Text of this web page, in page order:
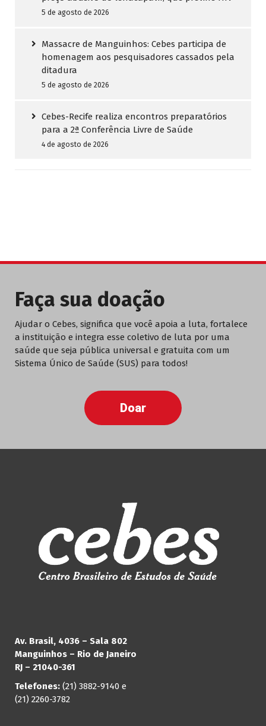
5 de agosto de 2026
Massacre de Manguinhos: Cebes participa de
homenagem aos pesquisadores cassados pela
ditadura
5 de agosto de 2026
Cebes-Recife realiza encontros preparatórios
para a 2ª Conferência Livre de Saúde
4 de agosto de 2026
Faça sua doação
Ajudar o Cebes, significa que você apoia a luta, fortalece
a instituição e integra esse coletivo de luta por uma
saúde que seja pública universal e gratuita com um
Sistema Único de Saúde (SUS) para todos!
Doar
Av. Brasil, 4036 – Sala 802
Manguinhos – Rio de Janeiro
RJ – 21040-361
Telefones: (21) 3882-9140 e
(21) 2260-3782